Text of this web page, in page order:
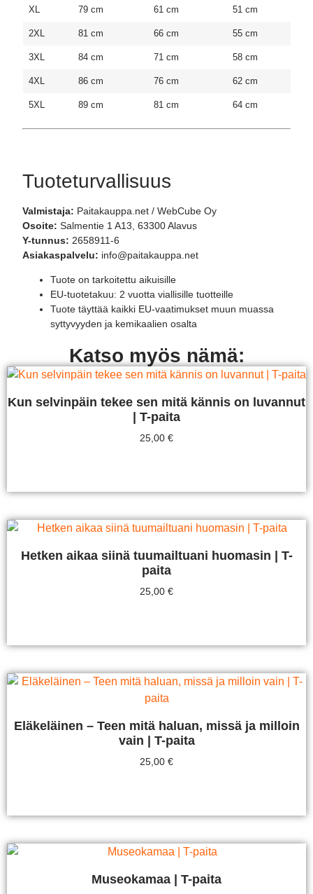
XL 79 cm 61 cm 51 cm
2XL 81 cm 66 cm 55 cm
3XL 84 cm 71 cm 58 cm
4XL 86 cm 76 cm 62 cm
5XL 89 cm 81 cm 64 cm
Tuoteturvallisuus
Valmistaja: Paitakauppa.net / WebCube Oy
Osoite: Salmentie 1 A13, 63300 Alavus
Y-tunnus: 2658911-6
Asiakaspalvelu: info@paitakauppa.net
Tuote on tarkoitettu aikuisille
EU-tuotetakuu: 2 vuotta viallisille tuotteille
Tuote täyttää kaikki EU-vaatimukset muun muassa
syttyvyyden ja kemikaalien osalta
Katso myös nämä:
Kun selvinpäin tekee sen mitä kännis on luvannut
| T-paita
25,00 €
Hetken aikaa siinä tuumailtuani huomasin | T-
paita
25,00 €
Eläkeläinen – Teen mitä haluan, missä ja milloin
vain | T-paita
25,00 €
Museokamaa | T-paita